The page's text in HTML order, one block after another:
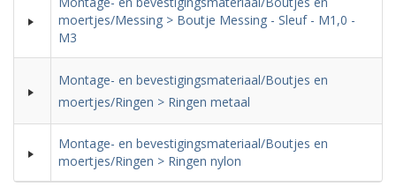
moertjes/Messing > Boutje Messing - Sleuf - M1,0 -
M3
Montage- en bevestigingsmateriaal/Boutjes en
moertjes/Ringen > Ringen metaal
Montage- en bevestigingsmateriaal/Boutjes en
moertjes/Ringen > Ringen nylon